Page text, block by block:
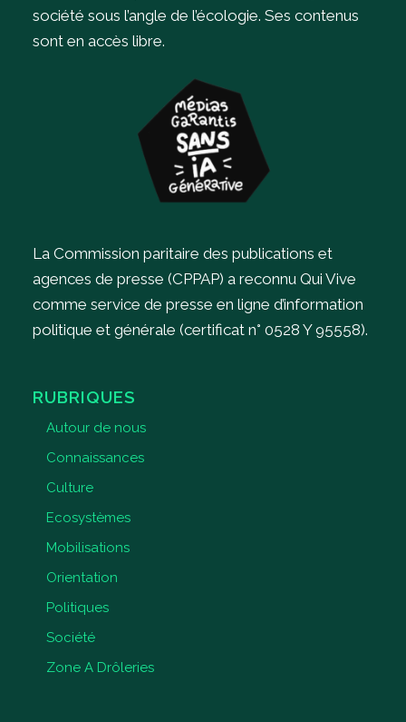
société sous l’angle de l’écologie. Ses contenus
sont en accès libre.
La Commission paritaire des publications et
agences de presse (CPPAP) a reconnu Qui Vive
comme service de presse en ligne d’information
politique et générale (certificat n° 0528 Y 95558).
RUBRIQUES
Autour de nous
Connaissances
Culture
Ecosystèmes
Mobilisations
Orientation
Politiques
Société
Zone A Drôleries